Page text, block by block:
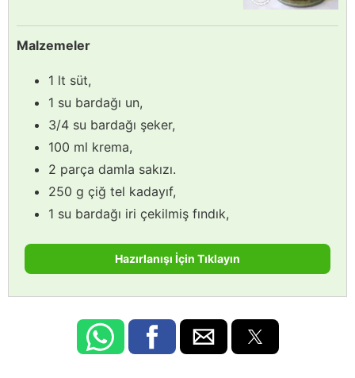
Malzemeler
1 lt süt,
1 su bardağı un,
3/4 su bardağı şeker,
100 ml krema,
2 parça damla sakızı.
250 g çiğ tel kadayıf,
1 su bardağı iri çekilmiş fındık,
Hazırlanışı İçin Tıklayın